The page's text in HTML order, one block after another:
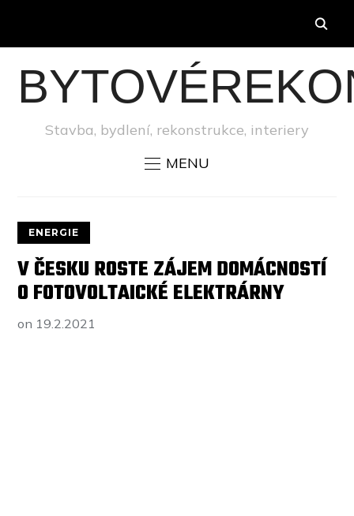
Stavba, bydlení, rekonstrukce, interiery
MENU
ENERGIE
V ČESKU ROSTE ZÁJEM DOMÁCNOSTÍ
O FOTOVOLTAICKÉ ELEKTRÁRNY
on 19.2.2021